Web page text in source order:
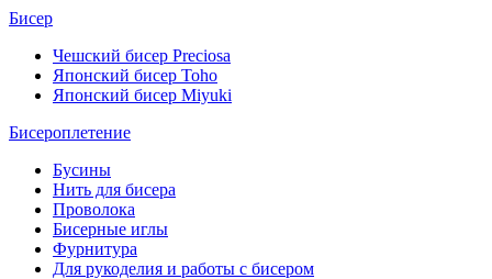
Бисер
Чешский бисер Preciosa
Японский бисер Toho
Японский бисер Miyuki
Бисероплетение
Бусины
Нить для бисера
Проволока
Бисерные иглы
Фурнитура
Для рукоделия и работы с бисером